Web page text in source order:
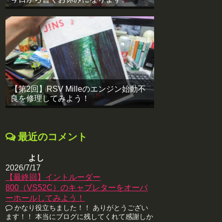
【第2回】RSV Milleのエンジン始動不
良を修理してみよう！
最近のコメント
よし
2026/7/17
【最終回】イントルーダー
800（VS52C）のキャブレターをオーバ
ーホールしてみよう！
かなり役立ちました！！ ありがとうござい
ます！！ 本当にブログに残してくれて感謝しか